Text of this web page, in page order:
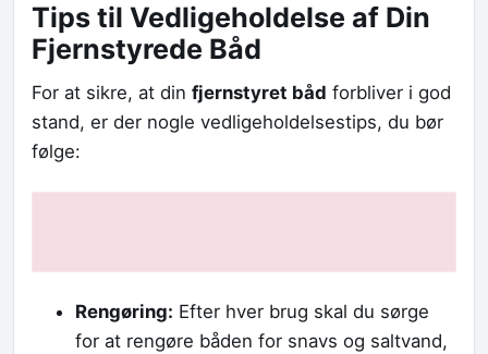
Tips til Vedligeholdelse af Din
Fjernstyrede Båd
For at sikre, at din fjernstyret båd forbliver i god
stand, er der nogle vedligeholdelsestips, du bør
følge:
Rengøring: Efter hver brug skal du sørge
for at rengøre båden for snavs og saltvand,